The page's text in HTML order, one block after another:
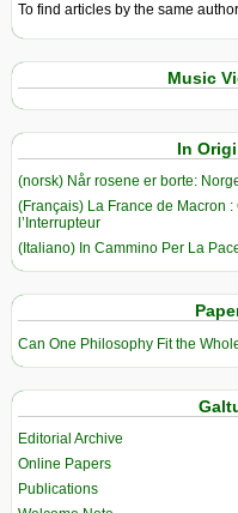
To find articles by the same
Music
In
(norsk) Når rosene er borte:
(Français) La France de Macron
l’Interrupteur
(Italiano) In Cammino Per La
Can One Philosophy Fit the
Editorial Archive
Online Papers
Publications